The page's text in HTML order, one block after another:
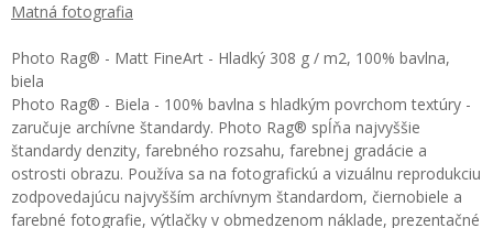
Matná fotografia
Photo Rag® - Matt FineArt - Hladký 308 g / m2, 100% bavlna,
biela
Photo Rag® - Biela - 100% bavlna s hladkým povrchom textúry -
zaručuje archívne štandardy. Photo Rag® spĺňa najvyššie
štandardy denzity, farebného rozsahu, farebnej gradácie a
ostrosti obrazu. Používa sa na fotografickú a vizuálnu reprodukciu
zodpovedajúcu najvyšším archívnym štandardom, čiernobiele a
farebné fotografie, výtlačky v obmedzenom náklade, prezentačné